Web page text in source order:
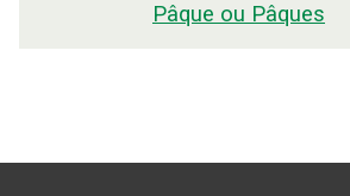
Pâque ou Pâques